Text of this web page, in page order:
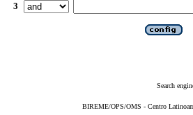
3
Search
BIREME/OPS/OMS - Centro